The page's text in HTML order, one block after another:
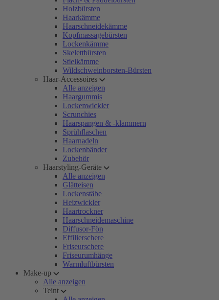
Holzbürsten
Haarkämme
Haarschneidekämme
Kopfmassagebürsten
Lockenkämme
Skelettbürsten
Stielkämme
Wildschweinborsten-Bürsten
Haar-Accessoires
Alle anzeigen
Haargummis
Lockenwickler
Scrunchies
Haarspangen & -klammern
Sprühflaschen
Haarnadeln
Lockenbänder
Zubehör
Haarstyling-Geräte
Alle anzeigen
Glätteisen
Lockenstäbe
Heizwickler
Haartrockner
Haarschneidemaschine
Diffusor-Fön
Effilierschere
Friseurschere
Friseurumhänge
Warmluftbürsten
Make-up
Alle anzeigen
Teint